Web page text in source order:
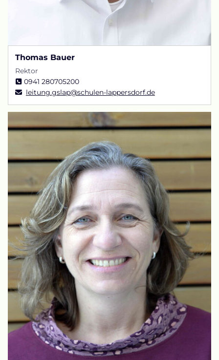
Thomas Bauer
Rektor
0941 280705200
leitung.gslap@schulen-lappersdorf.de